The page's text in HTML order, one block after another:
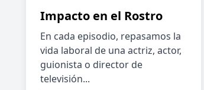
Impacto en el Rostro
En cada episodio, repasamos la
vida laboral de una actriz, actor,
guionista o director de
televisión...